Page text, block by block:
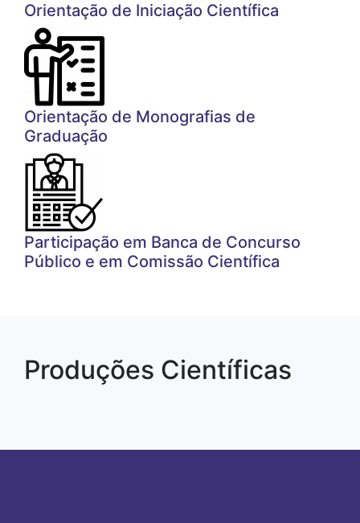
Orientação de Iniciação Científica
Orientação de Monografias de
Graduação
Participação em Banca de Concurso
Público e em Comissão Científica
Produções Científicas